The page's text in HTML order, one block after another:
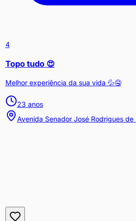
4
Topo tudo 😍
Melhor experiência da sua vida 💦🤤
23 anos
Avenida Senador José Rodrigues de